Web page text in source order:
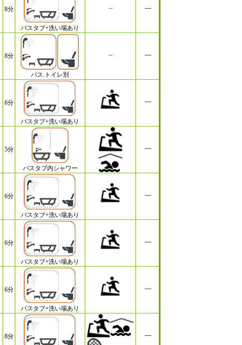
8分
バスタブ+洗い場あり
8分
バス.トイレ別
6分
バスタブ+洗い場あり
5分
バスタブ内シャワー
6分
バスタブ+洗い場あり
6分
バスタブ+洗い場あり
6分
バスタブ+洗い場あり
8分